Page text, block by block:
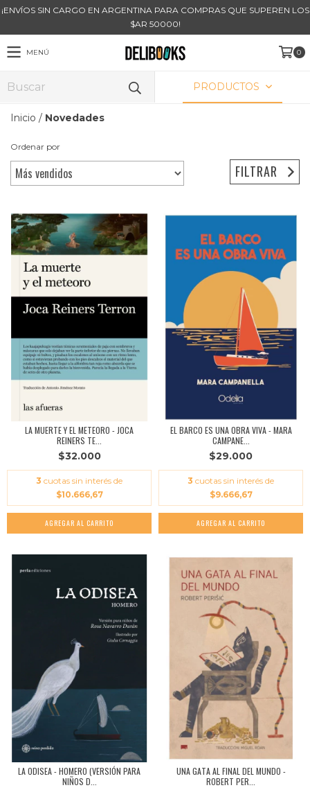
¡ENVÍOS SIN CARGO EN ARGENTINA PARA COMPRAS QUE SUPEREN LOS
$AR 50000!
MENÚ 0
PRODUCTOS
Inicio / Novedades
Ordenar por
FILTRAR
LA MUERTE Y EL METEORO - JOCA
REINERS TE...
$32.000
3 cuotas sin interés de
$10.666,67
EL BARCO ES UNA OBRA VIVA - MARA
CAMPANE...
$29.000
3 cuotas sin interés de
$9.666,67
LA ODISEA - HOMERO (VERSIÓN PARA
NIÑOS D...
UNA GATA AL FINAL DEL MUNDO -
ROBERT PER...